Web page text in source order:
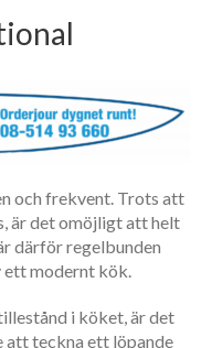
och frekvent. Trots att
är det omöjligt att helt
därför regelbunden
ett modernt kök.
i köket, är det
att teckna ett löpande